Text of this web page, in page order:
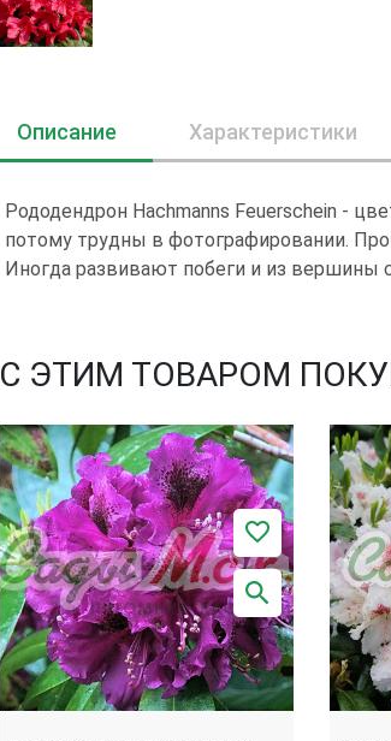
Описание Характеристики
Рододендрон Hachmanns Feuerschein -
потому трудны в фотографировании.
Иногда развивают побеги и из вершины
С ЭТИМ ТОВАРОМ